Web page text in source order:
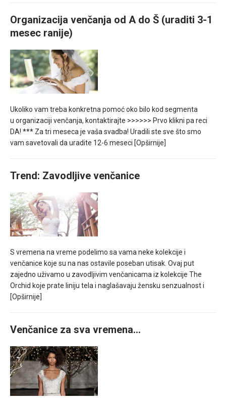
Organizacija venčanja od A do Š (uraditi 3-1
mesec ranije)
Ukoliko vam treba konkretna pomoć oko bilo kod segmenta
u organizaciji venčanja, kontaktirajte >>>>>> Prvo klikni pa reci
DA! *** Za tri meseca je vaša svadba! Uradili ste sve što smo
vam savetovali da uradite 12-6 meseci [Opširnije]
Trend: Zavodljive venčanice
S vremena na vreme podelimo sa vama neke kolekcije i
venčanice koje su na nas ostavile poseban utisak. Ovaj put
zajedno uživamo u zavodljivim venčanicama iz kolekcije The
Orchid koje prate liniju tela i naglašavaju žensku senzualnost i
[Opširnije]
Venčanice za sva vremena…